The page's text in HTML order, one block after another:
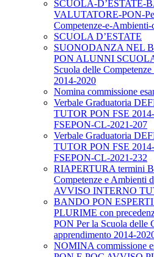
SCUOLA-D’ESTATE-
VALUTATORE-PON-
Competenze-e-
SCUOLA D’ESTATE
SUONODANZA NEL
PON ALUNNI
Scuola delle
2014-2020
Nomina commissione
Verbale Graduatoria
TUTOR PON FSE
FSEPON-CL-2021-207
Verbale Graduatoria
TUTOR PON FSE
FSEPON-CL-2021-232
RIAPERTURA termini
Competenze e Ambienti
AVVISO INTERNO
BANDO PON
PLURIME con
PON Per la Scuola delle
apprendimento 2014-
NOMINA commissione